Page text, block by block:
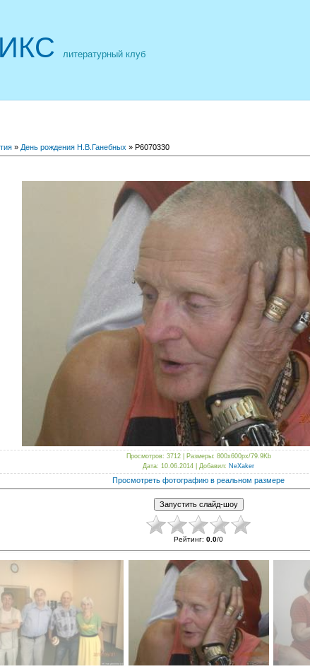
литературный клуб
» День рождения Н.В.Ганебных » P6070330
Просмотров: 3712 | Размеры: 800x600px/79.9Kb
Дата: 10.06.2014 | Добавил: NeXaker
Просмотреть фотографию в реальном размере
Рейтинг: 0.0/0